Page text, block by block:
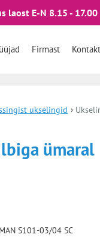
laost E-N 8.15 - 17.00
Firmast Kontakt
ukselingid ›
MAN S101-03/04 SC